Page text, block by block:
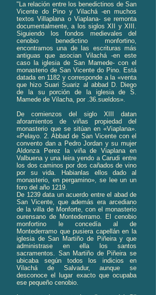
"La relación entre los benedictinos de San
Vicente do Pino y Vilachá -en muchos
textos Villaplana o Viaplana- se remonta
documentalmente, a los siglos XII y XIII.
Siguiendo los fondos medievales del
cenobio benedictino monfortino,
encontramos una de las escrituras más
antiguas que asocian Vilachá -en este
caso la iglesia de San Mamede- con el
monasterio de San Vicente do Pino. Está
datada en 1182 y corresponde a la «venta
que hizo Suari Suariz al abbad D. Diego
de la su porción de la iglesia de S.
Mamede de Vilacha, por .36.sueldos».
De comienzos del siglo XIII datan
aforamientos de viñas propiedad del
monasterio que se sitúan en «Viaplana».
«Pelayo. 2. Abbad de San Vicente con el
convento dan a Pedro Jordan y su mujer
Aldonza Perez la viña de Viaplana en
Valbuena y una leira yendo a Carudi entre
los dos caminos por dos cañados de vino
por su vida. Habianlas ellos dado al
monasterio, en pergamino», se lee un un
foro del año 1219.
De 1239 data un acuerdo entre el abad de
San Vicente, que además era arcediano
de la villa de Monforte, con el monasterio
ourensano de Montederramo. El cenobio
monfortino le concedía al de
Montederramo que pusiera capellán en la
iglesia de San Martiño de Piñeira y que
administrase en ella los santos
sacramentos. San Martiño de Piñeira se
ubicaba según todos los indicios en
Vilachá de Salvadur, aunque se
desconoce el lugar exacto que ocupaba
ese pequeño cenobio.